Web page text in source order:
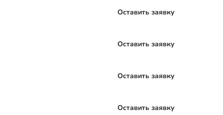
Оставить заявку
Оставить заявку
Оставить заявку
Оставить заявку